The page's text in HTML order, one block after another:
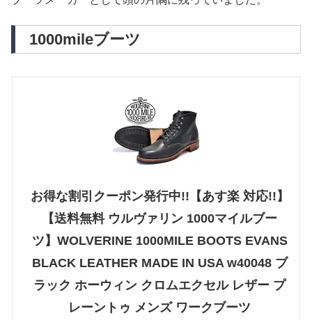
1000mileブーツ
お得な割引クーポン発行中!!【あす楽 対応!!】
【送料無料 ウルヴァリン 1000マイルブー
ツ】WOLVERINE 1000MILE BOOTS EVANS
BLACK LEATHER MADE IN USA w40048 ブ
ラック ホーウィン クロムエクセル レザー プ
レーントゥ メンズ ワークブーツ